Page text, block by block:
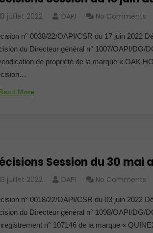
juillet 2022 OAPI No Comments
n° 0038/22/OAPI/CSR du 17 juin 2022
du Directeur général n° 1007/OAPI/DG/
de propriété de la marque « OAK
More
Session du 30 mai
juillet 2022 OAPI No Comments
n° 0018/22/OAPI/CSR du 03 juin 2022
du Directeur général n° 1098/OAPI/DG/
n° 107146 de la marque «